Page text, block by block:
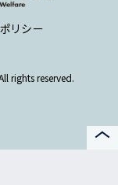
リシー
rights reserved.